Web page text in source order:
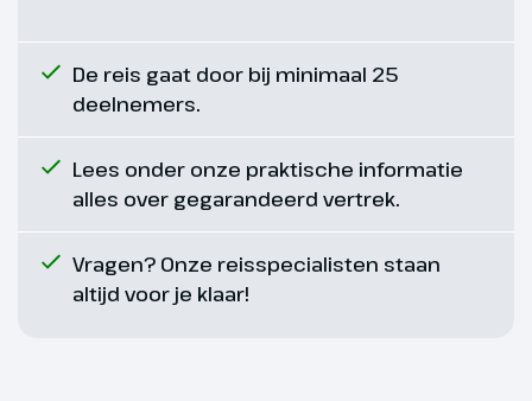
Keswick (optioneel, ca. € 17,- p.p.).
Optioneel
Boottocht Lake
District
Ter plaatse bij te
boeken. Prijs ca. € 17,-
p.p
De reis gaat door bij minimaal 25
deelnemers.
Lees onder onze praktische informatie
alles over gegarandeerd vertrek.
Vragen? Onze reisspecialisten staan
altijd voor je klaar!